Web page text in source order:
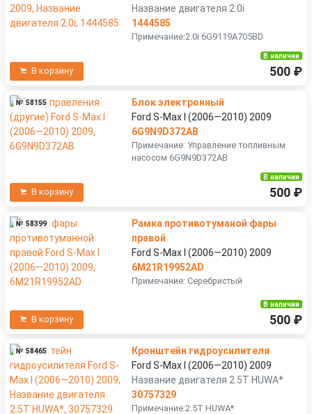
Название двигателя 2.0i
1444585
Примечание:2.0i 6G9119A705BD
В корзину
В наличии
500 ₽
№ 58155
Блок электронный
Ford S-Max I (2006—2010) 2009
6G9N9D372AB
Примечание: Управление топливным
насосом 6G9N9D372AB
В корзину
В наличии
500 ₽
№ 58399
Рамка противотуманой фары
правой
Ford S-Max I (2006—2010) 2009
6M21R19952AD
Примечание: Серебристый
В корзину
В наличии
500 ₽
№ 58465
Кронштейн гидроусилителя
Ford S-Max I (2006—2010) 2009
Название двигателя 2.5T HUWA*
30757329
Примечание:2.5T HUWA*